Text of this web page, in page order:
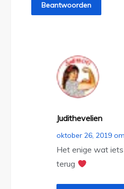
Beantwoorden
Judithevelien
oktober 26, 2019
Het enige wat
terug